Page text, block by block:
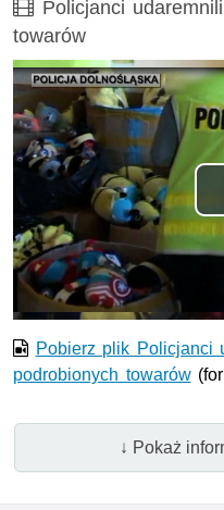
Film
Policjanci
towarów
Pobierz plik Policjanci
podrobionych towarów
↓ Pokaż